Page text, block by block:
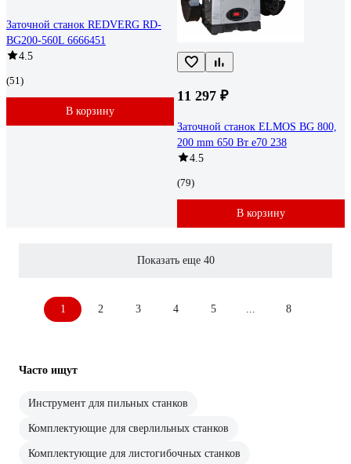
Заточной станок REDVERG RD-
BG200-560L 6666451
4.5
(51)
В корзину
11 297 ₽
Заточной станок ELMOS BG 800,
200 mm 650 Вт e70 238
4.5
(79)
В корзину
Показать еще 40
1 2 3 4 5 8
Часто ищут
Инструмент для пильных станков
Комплектующие для сверлильных станков
Комплектующие для листогибочных станков